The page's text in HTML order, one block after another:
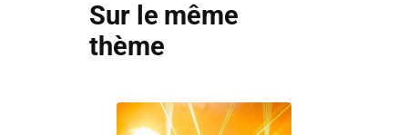
Sur le même
thème